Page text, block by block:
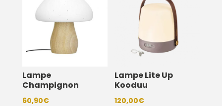
Lampe
Champignon
60,90€
Lampe Lite Up
Kooduu
120,00€